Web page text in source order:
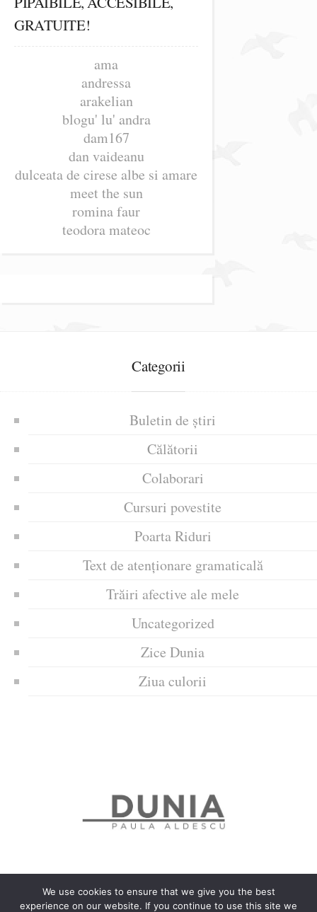
GRATUITE!
ama
andressa
arakelian
blogu' lu' andra
dam167
dan vaideanu
dulceata de cirese albe si amare
meet the sun
romina faur
teodora mateoc
Categorii
Buletin de știri
Călătorii
Colaborari
Cursuri povestite
Poarta Riduri
Text de atenționare gramaticală
Trăiri afective ale mele
Uncategorized
Zice Dunia
Ziua culorii
We use cookies to ensure that we give you the best
experience on our website. If you continue to use this site we